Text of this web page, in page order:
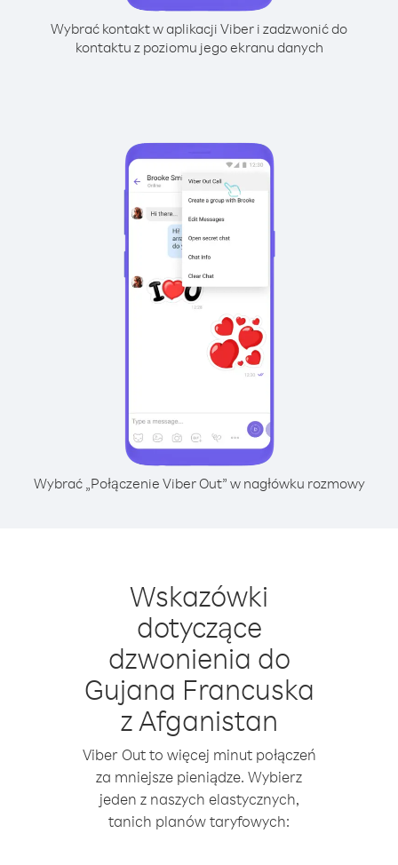
Wybrać kontakt w aplikacji Viber i zadzwonić do
kontaktu z poziomu jego ekranu danych
Wybrać „Połączenie Viber Out” w nagłówku rozmowy
Wskazówki
dotyczące
dzwonienia do
Gujana Francuska
z Afganistan
Viber Out to więcej minut połączeń
za mniejsze pieniądze. Wybierz
jeden z naszych elastycznych,
tanich planów taryfowych: